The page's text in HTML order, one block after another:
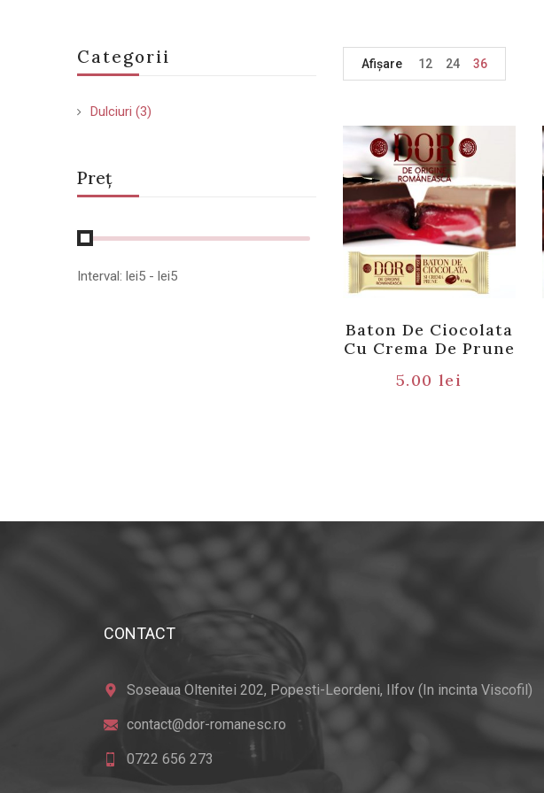
Categorii
Dulciuri (3)
Preț
Interval: lei5 - lei5
Afișare 12 24 36
Baton De Ciocolata
Cu Crema De Prune
5.00 lei
CONTACT
Soseaua Oltenitei 202, Popesti-Leordeni, Ilfov (In incinta Viscofil)
contact@dor-romanesc.ro
0722 656 273